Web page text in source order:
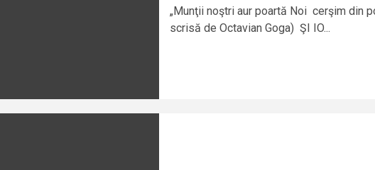
„Munţii noştri aur poartă Noi cerşim din
scrisă de Octavian Goga) ŞI IO...